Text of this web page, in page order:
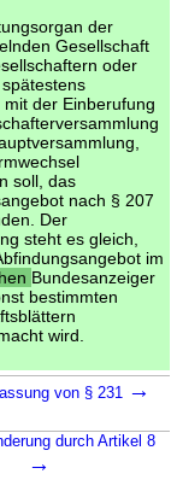
der
Gesellschaft
oder
der Einberufung
soll, das
nach § 207
Der
steht es gleich,
im
Bundesanzeiger
bestimmten
wird.
von § 231 →
durch Artikel 8
→